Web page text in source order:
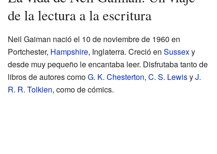
de la lectura a la escritura
Neil Gaiman nació el 10 de noviembre de 1960 en
Portchester, Hampshire, Inglaterra. Creció en Sussexy
desde muy pequeño le encantaba leer. Disfrutaba tanto de
libros de autores comoG. K. Chesterton, C. S. LewisyJ.
R. R. Tolkien, como de cómics.